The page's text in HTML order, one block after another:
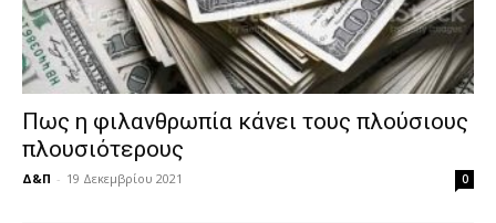
Πως η φιλανθρωπία κάνει τους πλούσιους
πλουσιότερους
Δ&Π - 19 Δεκεμβρίου 2021 0